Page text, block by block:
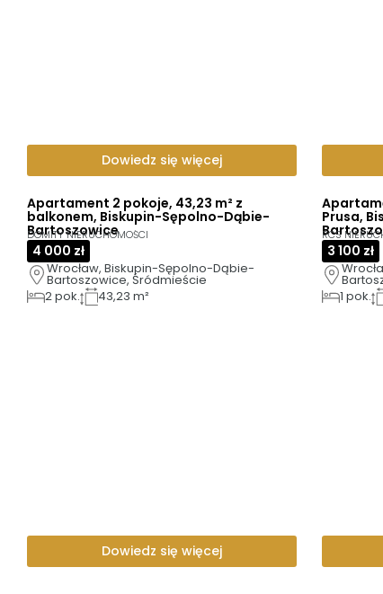
Dowiedz się więcej
Apartament 2 pokoje, 43,23 m² z
balkonem, Biskupin-Sępolno-Dąbie-
Bartoszowice
DOMITY NIERUCHOMOŚCI
4 000 zł
Wrocław, Biskupin-Sępolno-Dąbie-
Bartoszowice, Śródmieście
2pok. 43,23 m²
Dowiedz się więcej
Prusa,
RCS
3 100 zł
Prusa
1 pok.